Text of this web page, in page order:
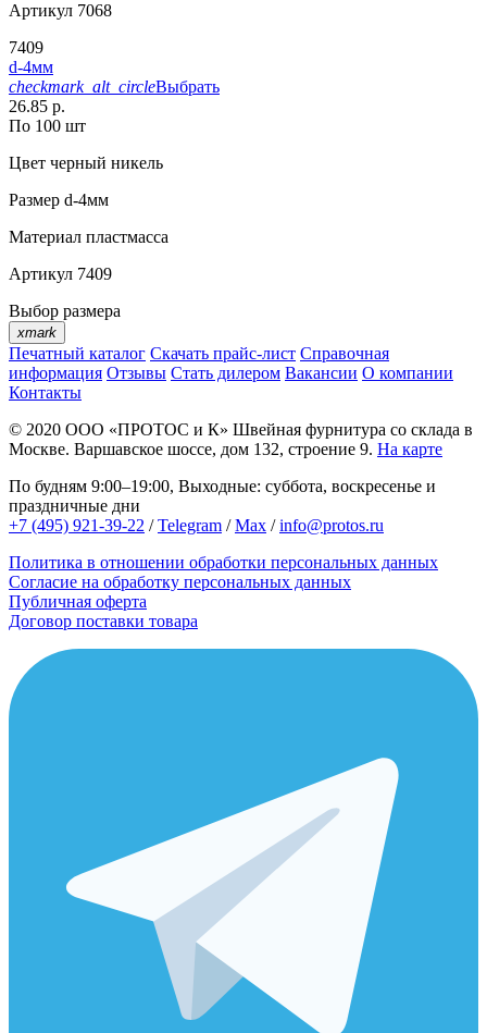
Артикул 7068
7409
d-4мм
checkmark_alt_circleВыбрать
26.85 р.
По 100 шт
Цвет черный никель
Размер d-4мм
Материал пластмасса
Артикул 7409
Выбор размера
xmark
Печатный каталог Скачать прайс-лист Справочная
информация Отзывы Стать дилером Вакансии О компании
Контакты
© 2020 ООО «ПРОТОС и К» Швейная фурнитура со склада в
Москве. Варшавское шоссе, дом 132, строение 9. На карте
По будням 9:00–19:00, Выходные: суббота, воскресенье и
праздничные дни
+7 (495) 921-39-22 /Telegram /Max /info@protos.ru
Политика в отношении обработки персональных данных
Согласие на обработку персональных данных
Публичная оферта
Договор поставки товара